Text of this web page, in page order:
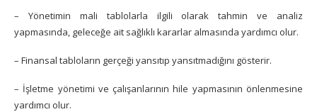
– Yönetimin mali tablolarla ilgili olarak tahmin ve analiz
yapmasında, geleceğe ait sağlıklı kararlar almasında yardımcı olur.
– Finansal tabloların gerçeği yansıtıp yansıtmadığını gösterir.
– İşletme yönetimi ve çalışanlarının hile yapmasının önlenmesine
yardımcı olur.